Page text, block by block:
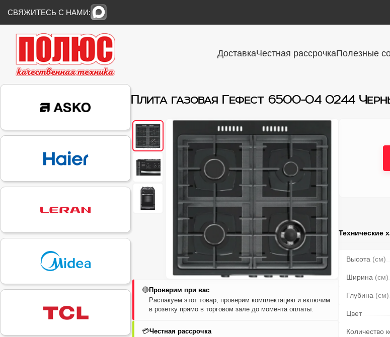
СВЯЖИТЕСЬ С НАМИ:
ДоставкаЧестная рассрочкаПолезные
Плита газовая Гефест 6500-04 0244
🔴Проверим при вас
Распакуем этот товар, проверим комплектацию и включим
в розетку прямо в торговом зале до момента оплаты.
💳Честная рассрочка
Технические
Высота (см)
Ширина (см)
Глубина (см)
Цвет
Количество